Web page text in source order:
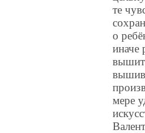
те
о
иначе
мере